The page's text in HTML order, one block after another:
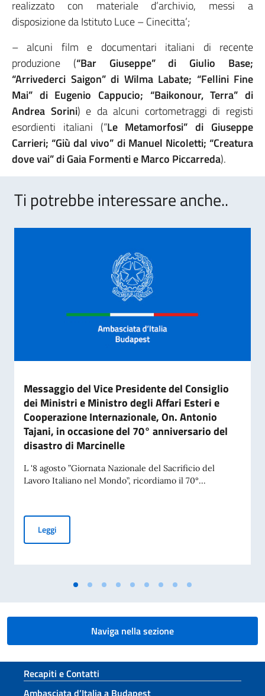
realizzato con materiale d’archivio, messi a
disposizione da Istituto Luce – Cinecitta’;
– alcuni film e documentari italiani di recente
produzione (“Bar Giuseppe” di Giulio Base;
“Arrivederci Saigon” di Wilma Labate; “Fellini Fine
Mai” di Eugenio Cappucio; “Baikonour, Terra” di
Andrea Sorini) e da alcuni cortometraggi di registi
esordienti italiani (“Le Metamorfosi” di Giuseppe
Carrieri; “Giù dal vivo” di Manuel Nicoletti; “Creatura
dove vai” di Gaia Formenti e Marco Piccarreda).
Ti potrebbe interessare anche..
Messaggio del Vice Presidente del Consiglio
dei Ministri e Ministro degli Affari Esteri e
Cooperazione Internazionale, On. Antonio
Tajani, in occasione del 70° anniversario del
disastro di Marcinelle
L '8 agosto ”Giornata Nazionale del Sacrificio del
Lavoro Italiano nel Mondo”, ricordiamo il 70°...
LeggiMessaggio del Vice Presidente del Consiglio dei Ministri e
Naviga nella sezione
Sezione footer
Recapiti e Contatti
Ambasciata d’Italia a Budapest